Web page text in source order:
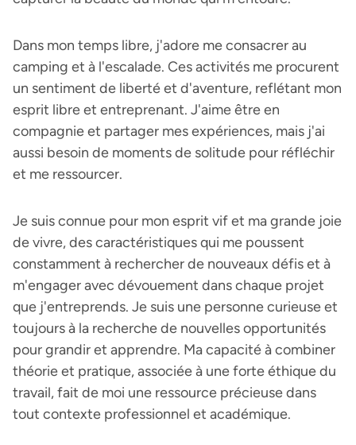
Dans mon temps libre, j'adore me consacrer au
camping et à l'escalade. Ces activités me procurent
un sentiment de liberté et d'aventure, reflétant mon
esprit libre et entreprenant. J'aime être en
compagnie et partager mes expériences, mais j'ai
aussi besoin de moments de solitude pour réfléchir
et me ressourcer.
Je suis connue pour mon esprit vif et ma grande joie
de vivre, des caractéristiques qui me poussent
constamment à rechercher de nouveaux défis et à
m'engager avec dévouement dans chaque projet
que j'entreprends. Je suis une personne curieuse et
toujours à la recherche de nouvelles opportunités
pour grandir et apprendre. Ma capacité à combiner
théorie et pratique, associée à une forte éthique du
travail, fait de moi une ressource précieuse dans
tout contexte professionnel et académique.